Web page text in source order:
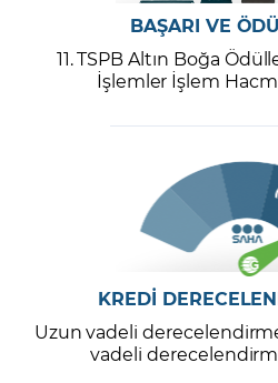
BAŞARI VE
11. TSPB Altın Boğa
İşlemler İşlem
KREDİ
Uzun vadeli
vadeli